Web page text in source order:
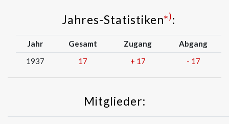
Jahres-Statistiken*):
Jahr Gesamt Zugang
Abgang
1937
17 + 17 - 17
Mitglieder: